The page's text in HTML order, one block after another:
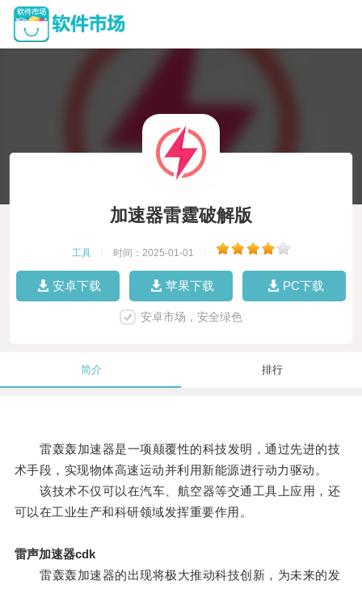
加速器雷霆破解版
工具 时间：2025-01-01
安卓下载 苹果下载 PC下载
安卓市场，安全绿色
简介 排行
雷轰轰加速器是一项颠覆性的科技发明，通过先进的技
术手段，实现物体高速运动并利用新能源进行动力驱动。
该技术不仅可以在汽车、航空器等交通工具上应用，还
可以在工业生产和科研领域发挥重要作用。
雷声加速器cdk
雷轰轰加速器的出现将极大推动科技创新，为未来的发